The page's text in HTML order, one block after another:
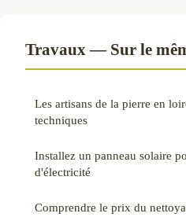
Travaux — Sur le
Les artisans de la pierre en
techniques
Installez un panneau solaire
d'électricité
Comprendre le prix du